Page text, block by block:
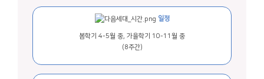
일정
봄학기 4-5월 중, 가을학기 10-11월 중
(8주간)